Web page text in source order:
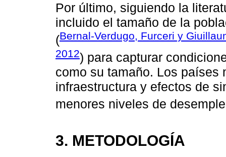
Por último, siguiendo la
incluido el tamaño de la
(Bernal-Verdugo, Furceri y
2012) para capturar
como su tamaño. Los países
infraestructura y efectos de
menores niveles de
3. METODOLOGÍA